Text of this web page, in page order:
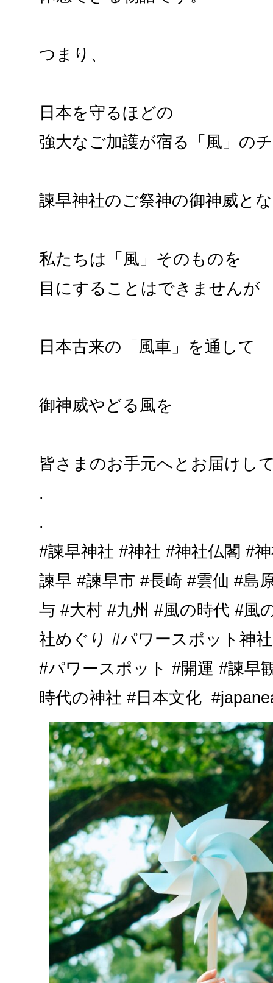
つまり、
日本を守るほどの
強大なご加護が宿る「風」の
諫早神社のご祭神の御神威と
私たちは「風」そのものを
目にすることはできませんが
日本古来の「風車」を通して
御神威やどる風を
皆さまのお手元へとお届けし
.
.
#諫早神社 #神社 #神社仏閣 #
諫早 #諫早市 #長崎 #雲仙 #島
与 #大村 #九州 #風の時代 #風
社めぐり #パワースポット神
#パワースポット #開運 #諫早
時代の神社 #日本文化